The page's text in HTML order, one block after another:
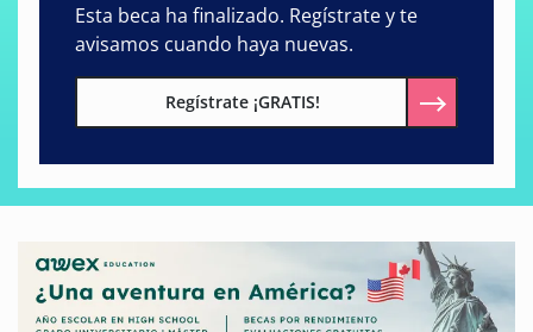
Esta beca ha finalizado. Regístrate y te
avisamos cuando haya nuevas.
Regístrate ¡GRATIS!